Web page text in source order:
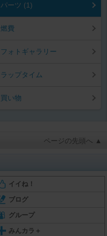
パーツ (1)
燃費
フォトギャラリー
ラップタイム
買い物
ページの先頭へ ▲
イイね！
ブログ
グループ
みんカラ＋